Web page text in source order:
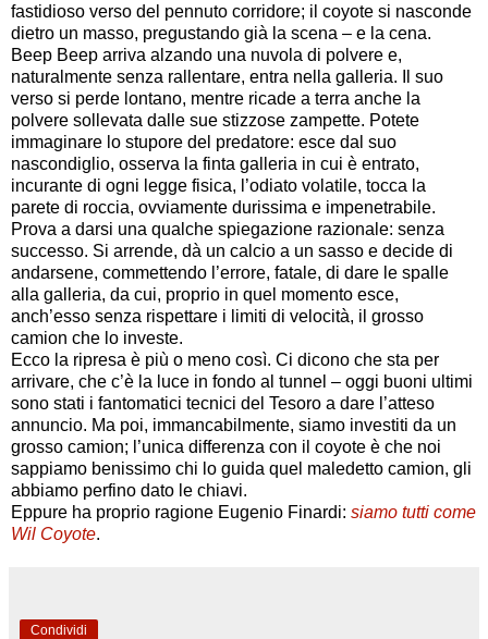
fastidioso verso del pennuto corridore; il coyote si nasconde
dietro un masso, pregustando già la scena – e la cena.
Beep Beep arriva alzando una nuvola di polvere e,
naturalmente senza rallentare, entra nella galleria. Il suo
verso si perde lontano, mentre ricade a terra anche la
polvere sollevata dalle sue stizzose zampette. Potete
immaginare lo stupore del predatore: esce dal suo
nascondiglio, osserva la finta galleria in cui è entrato,
incurante di ogni legge fisica, l’odiato volatile, tocca la
parete di roccia, ovviamente durissima e impenetrabile.
Prova a darsi una qualche spiegazione razionale: senza
successo. Si arrende, dà un calcio a un sasso e decide di
andarsene, commettendo l’errore, fatale, di dare le spalle
alla galleria, da cui, proprio in quel momento esce,
anch’esso senza rispettare i limiti di velocità, il grosso
camion che lo investe.
Ecco la ripresa è più o meno così. Ci dicono che sta per
arrivare, che c’è la luce in fondo al tunnel – oggi buoni ultimi
sono stati i fantomatici tecnici del Tesoro a dare l’atteso
annuncio. Ma poi, immancabilmente, siamo investiti da un
grosso camion; l’unica differenza con il coyote è che noi
sappiamo benissimo chi lo guida quel maledetto camion, gli
abbiamo perfino dato le chiavi.
Eppure ha proprio ragione Eugenio Finardi: siamo tutti come
Wil Coyote.
Condividi